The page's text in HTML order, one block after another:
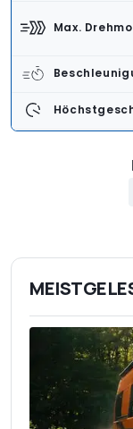
Max.
Verbrauch
Emission
Basispreis